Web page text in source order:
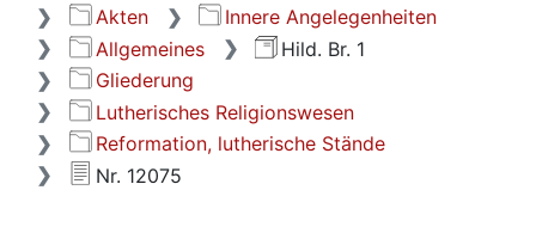
Akten
Innere Angelegenheiten
Allgemeines
Hild. Br. 1
Gliederung
Lutherisches Religionswesen
Reformation, lutherische Stände
Nr. 12075